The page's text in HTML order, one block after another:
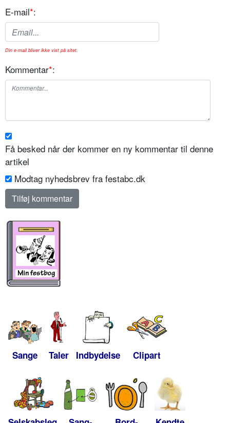
E-mail*:
Din e-mail bliver ikke vist på sitet.
Kommentar*:
Få besked når der kommer en ny kommentar til denne
artikel
Modtag nyhedsbrev fra festabc.dk
Sange Taler Indbydelse Clipart